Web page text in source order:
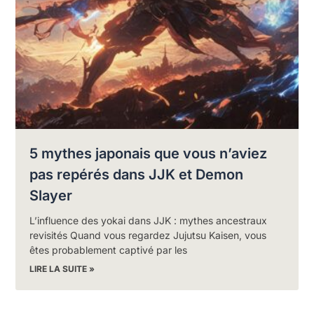
5 mythes japonais que vous n’aviez
pas repérés dans JJK et Demon
Slayer
L’influence des yokai dans JJK : mythes ancestraux
revisités Quand vous regardez Jujutsu Kaisen, vous
êtes probablement captivé par les
LIRE LA SUITE »